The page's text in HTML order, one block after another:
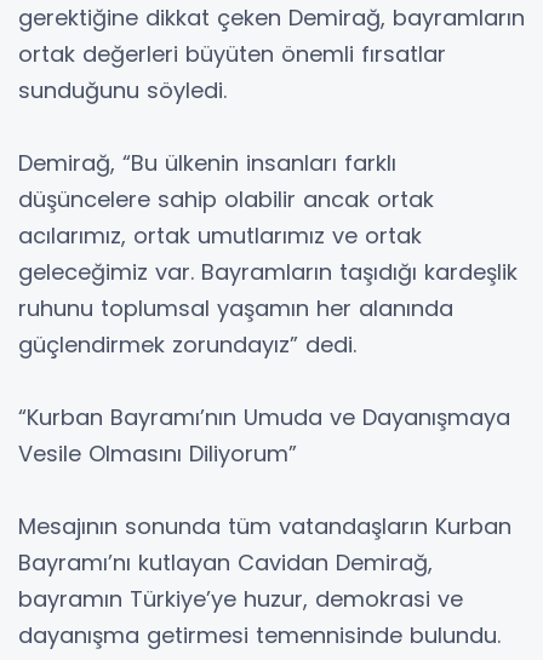
gerektiğine dikkat çeken Demirağ, bayramların
ortak değerleri büyüten önemli fırsatlar
sunduğunu söyledi.
Demirağ, “Bu ülkenin insanları farklı
düşüncelere sahip olabilir ancak ortak
acılarımız, ortak umutlarımız ve ortak
geleceğimiz var. Bayramların taşıdığı kardeşlik
ruhunu toplumsal yaşamın her alanında
güçlendirmek zorundayız” dedi.
“Kurban Bayramı’nın Umuda ve Dayanışmaya
Vesile Olmasını Diliyorum”
Mesajının sonunda tüm vatandaşların Kurban
Bayramı’nı kutlayan Cavidan Demirağ,
bayramın Türkiye’ye huzur, demokrasi ve
dayanışma getirmesi temennisinde bulundu.